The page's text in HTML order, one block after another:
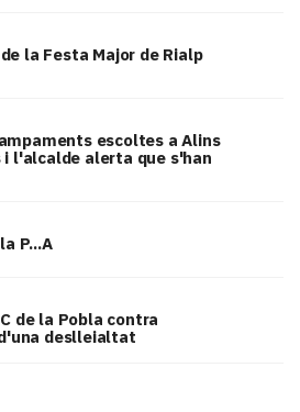
la Festa Major de Rialp
escoltes a Alins
l'alcalde alerta que s'han
P...A
de la Pobla contra
deslleialtat